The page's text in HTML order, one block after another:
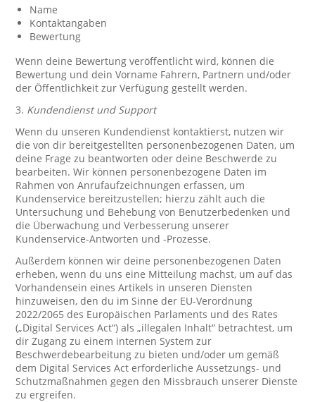
Name
Kontaktangaben
Bewertung
Wenn deine Bewertung veröffentlicht wird, können die
Bewertung und dein Vorname Fahrern, Partnern und/oder
der Öffentlichkeit zur Verfügung gestellt werden.
3. Kundendienst und Support
Wenn du unseren Kundendienst kontaktierst, nutzen wir
die von dir bereitgestellten personenbezogenen Daten, um
deine Frage zu beantworten oder deine Beschwerde zu
bearbeiten. Wir können personenbezogene Daten im
Rahmen von Anrufaufzeichnungen erfassen, um
Kundenservice bereitzustellen; hierzu zählt auch die
Untersuchung und Behebung von Benutzerbedenken und
die Überwachung und Verbesserung unserer
Kundenservice-Antworten und -Prozesse.
Außerdem können wir deine personenbezogenen Daten
erheben, wenn du uns eine Mitteilung machst, um auf das
Vorhandensein eines Artikels in unseren Diensten
hinzuweisen, den du im Sinne der EU-Verordnung
2022/2065 des Europäischen Parlaments und des Rates
(„Digital Services Act“) als „illegalen Inhalt“ betrachtest, um
dir Zugang zu einem internen System zur
Beschwerdebearbeitung zu bieten und/oder um gemäß
dem Digital Services Act erforderliche Aussetzungs- und
Schutzmaßnahmen gegen den Missbrauch unserer Dienste
zu ergreifen.